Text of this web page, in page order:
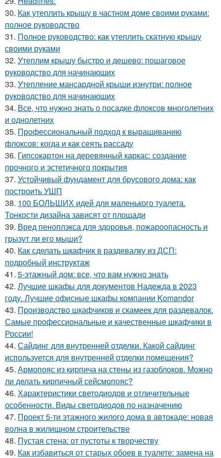
30. Как утеплить крышу в частном доме своими руками:
полное руководство
31. Полное руководство: как утеплить скатную крышу
своими руками
32. Утеплим крышу быстро и дешево: пошаговое
руководство для начинающих
33. Утепление мансардной крыши изнутри: полное
руководство для начинающих
34. Все, что нужно знать о посадке флоксов многолетних
и однолетних
35. Профессиональный подход к выращиванию
флоксов: когда и как сеять рассаду
36. Гипсокартон на деревянный каркас: создание
прочного и эстетичного покрытия
37. Устойчивый фундамент для брусового дома: как
построить УШП
38. 100 БОЛЬШИХ идей для маленького туалета.
Тонкости дизайна зависят от площади
39. Вред пеноплэкса для здоровья, пожароопасность и
грызут ли его мыши?
40. Как сделать шкафчик в раздевалку из ДСП:
подробный инструктаж
41. 5-этажный дом: все, что вам нужно знать
42. Лучшие шкафы для документов Надежда в 2023
году. Лучшие офисные шкафы компании Komandor
43. Производство шкафчиков и скамеек для раздевалок.
Самые профессиональные и качественные шкафчики в
России!
44. Сайдинг для внутренней отделки. Какой сайдинг
используется для внутренней отделки помещения?
45. Армопояс из кирпича на стены из газоблоков. Можно
ли делать кирпичный сейсмопояс?
46. Характеристики светодиодов и отличительные
особенности. Виды светодиодов по назначению
47. Проект 5-ти этажного жилого дома в автокаде: новая
волна в жилищном строительстве
48. Пустая стена: от пустоты к творчеству
49. Как избавиться от старых обоев в туалете: замена на